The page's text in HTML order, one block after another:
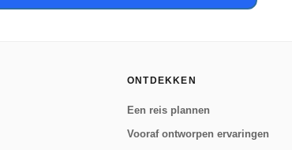
ONTDEKKEN
Een reis plannen
Vooraf ontworpen ervaringen